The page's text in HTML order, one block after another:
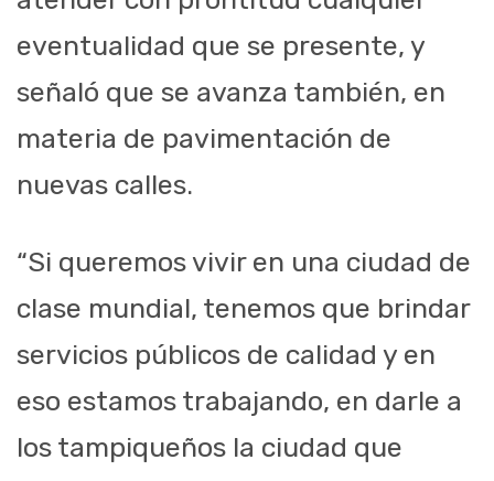
eventualidad que se presente, y
señaló que se avanza también, en
materia de pavimentación de
nuevas calles.
“Si queremos vivir en una ciudad de
clase mundial, tenemos que brindar
servicios públicos de calidad y en
eso estamos trabajando, en darle a
los tampiqueños la ciudad que